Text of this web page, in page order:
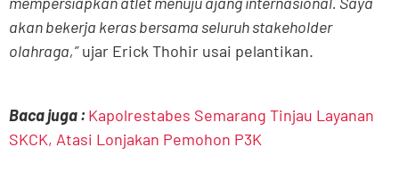
akan bekerja keras bersama seluruh stakeholder
olahraga,”ujar Erick Thohir usai pelantikan.
Baca juga : Kapolrestabes Semarang Tinjau Layanan
SKCK, Atasi Lonjakan Pemohon P3K